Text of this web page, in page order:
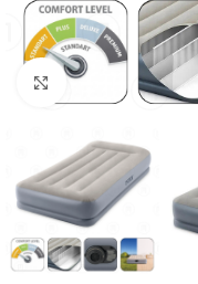
Click to enlarge